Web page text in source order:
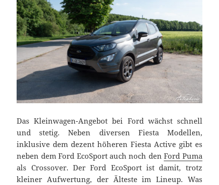
Das Kleinwagen-Angebot bei Ford wächst schnell
und stetig. Neben diversen Fiesta Modellen,
inklusive dem dezent höheren Fiesta Active gibt es
neben dem Ford EcoSport auch noch denFord Puma
als Crossover. Der Ford EcoSport ist damit, trotz
kleiner Aufwertung, der Älteste im Lineup. Was